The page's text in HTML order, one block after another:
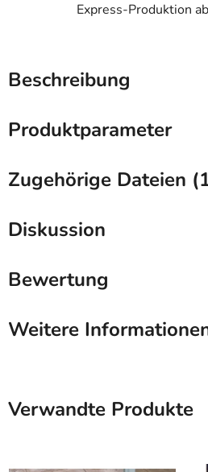
Express-Produktion
Beschreibung
Produktparameter
Zugehörige Dateien
Diskussion
Bewertung
Weitere
Verwandte Produkte